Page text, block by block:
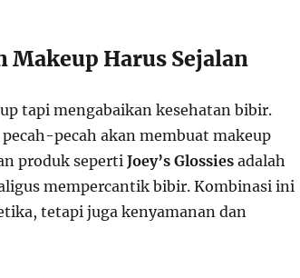
Makeup Harus Sejalan
tapi mengabaikan kesehatan bibir.
pecah akan membuat makeup
produk seperti Joey’s Glossiesadalah
mempercantik bibir. Kombinasi ini
tetapi juga kenyamanan dan